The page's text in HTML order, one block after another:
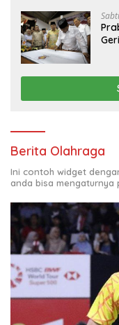
Berita Olahraga
Ini contoh widget
anda bisa mengaturnya